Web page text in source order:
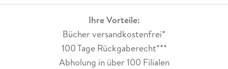
Ihre Vorteile:
Bücher versandkostenfrei*
100 Tage Rückgaberecht***
Abholung in über 100 Filialen